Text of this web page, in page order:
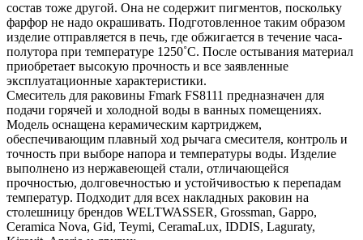
состав тоже другой. Она не содержит пигментов, поскольку
фарфор не надо окрашивать. Подготовленное таким образом
изделие отправляется в печь, где обжигается в течение часа-
полутора при температуре 1250˚С. После остывания материал
приобретает высокую прочность и все заявленные
эксплуатационные характеристики.
Смеситель для раковины Fmark FS8111 предназначен для
подачи горячей и холодной воды в ванных помещениях.
Модель оснащена керамическим картриджем,
обеспечивающим плавный ход рычага смесителя, контроль и
точность при выборе напора и температуры воды. Изделие
выполнено из нержавеющей стали, отличающейся
прочностью, долговечностью и устойчивостью к перепадам
температур. Подходит для всех накладных раковин на
столешницу брендов WELTWASSER, Grossman, Gappo,
Ceramica Nova, Gid, Teymi, CeramaLux, IDDIS, Laguraty,